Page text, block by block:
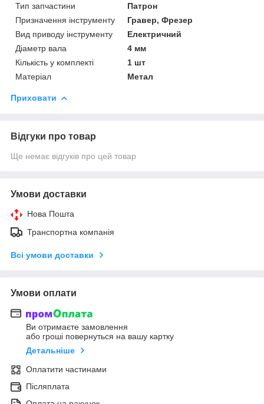
Тип запчастини
Патрон
Призначення інструменту
Гравер, Фрезер
Вид приводу інструменту
Електричний
Діаметр вала
4 мм
Кількість у комплекті
1 шт
Матеріал
Метал
Приховати
Відгуки про товар
Ще немає відгуків про цей товар
Умови доставки
Нова Пошта
Транспортна компанія
Всі умови доставки
Умови оплати
Ви отримаєте замовлення
або гроші повернуться на вашу картку
Детальніше
Оплатити частинами
Післяплата